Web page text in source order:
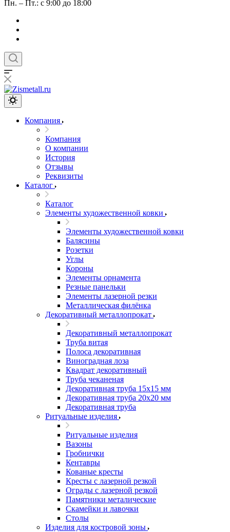
Пн. – Пт.: с 9:00 до 18:00
Компания
Компания
О компании
История
Отзывы
Реквизиты
Каталог
Каталог
Элементы художественной ковки
Элементы художественной ковки
Балясины
Розетки
Углы
Короны
Элементы орнамента
Резные панельки
Элементы лазерной резки
Металлическая филёнка
Декоративный металлопрокат
Декоративный металлопрокат
Труба витая
Полоса декоративная
Виноградная лоза
Квадрат декоративный
Труба чеканеная
Декоративная труба 15х15 мм
Декоративная труба 20х20 мм
Декоративная труба
Ритуальные изделия
Ритуальные изделия
Вазоны
Гробнички
Кентавры
Кованые кресты
Кресты с лазерной резкой
Ограды с лазерной резкой
Памятники металические
Скамейки и лавочки
Столы
Изделия для костровой зоны